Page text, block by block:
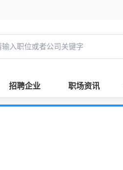
招聘企业 职场资讯